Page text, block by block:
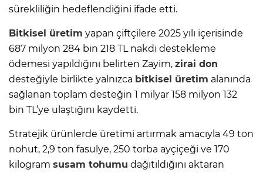
sürekliliğin hedeflendiğini ifade etti.
Bitkisel üretim yapan çiftçilere 2025 yılı içerisinde
687 milyon 284 bin 218 TL nakdi destekleme
ödemesi yapıldığını belirten Zayim, zirai don
desteğiyle birlikte yalnızca bitkisel üretim alanında
sağlanan toplam desteğin 1 milyar 158 milyon 132
bin TL’ye ulaştığını kaydetti.
Stratejik ürünlerde üretimi artırmak amacıyla 49 ton
nohut, 2,9 ton fasulye, 250 torba ayçiçeği ve 170
kilogram susam tohumu dağıtıldığını aktaran